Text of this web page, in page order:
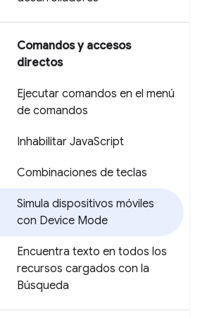
Comandos y accesos
directos
Ejecutar comandos en el menú
de comandos
Inhabilitar JavaScript
Combinaciones de teclas
Simula dispositivos móviles
con Device Mode
Encuentra texto en todos los
recursos cargados con la
Búsqueda